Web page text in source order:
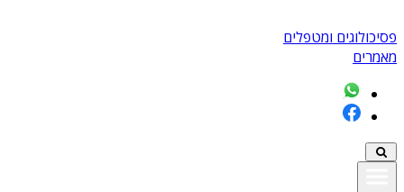
פסיכולוגים ומטפלים
מאמרים